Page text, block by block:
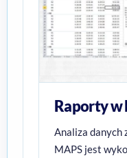
Raporty w
Analiza danych
MAPS jest